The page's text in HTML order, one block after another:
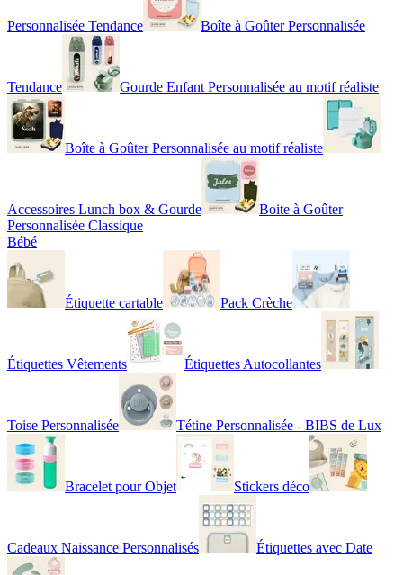
Personnalisée Tendance Boîte à Goûter Personnalisée
Tendance Gourde Enfant Personnalisée au motif réaliste
Boîte à Goûter Personnalisée au motif réaliste
Accessoires Lunch box & Gourde
Boite à Goûter
Personnalisée Classique
Bébé
Étiquette cartable Pack Crèche
Étiquettes Vêtements Étiquettes Autocollantes
Toise Personnalisée Tétine Personnalisée - BIBS de Lux
Bracelet pour Objet Stickers déco
Cadeaux Naissance Personnalisés Étiquettes avec Date